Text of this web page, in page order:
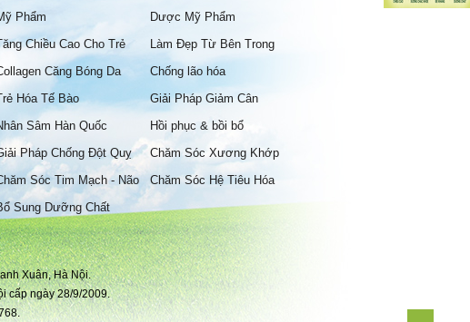
Phẩm
Dược Mỹ Phẩm
Chiều Cao Cho Trẻ
Làm Đẹp Từ Bên Trong
Căng Bóng Da
Chống lão hóa
Hóa Tế Bào
Giải Pháp Giảm Cân
Sâm Hàn Quốc
Hồi phục & bồi bổ
Pháp Chống Đột Quỵ
Chăm Sóc Xương Khớp
Sóc Tim Mạch - Não
Chăm Sóc Hệ Tiêu Hóa
Sung Dưỡng Chất
Xuân, Hà Nội.
cấp ngày 28/9/2009.